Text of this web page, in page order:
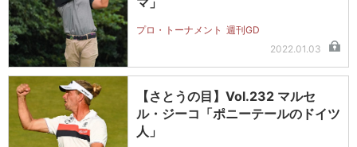
プロ・トーナメント 週刊GD
2022.01.03
【さとうの目】Vol.232 マルセ
ル・ジーコ「ポニーテールのドイツ
人」